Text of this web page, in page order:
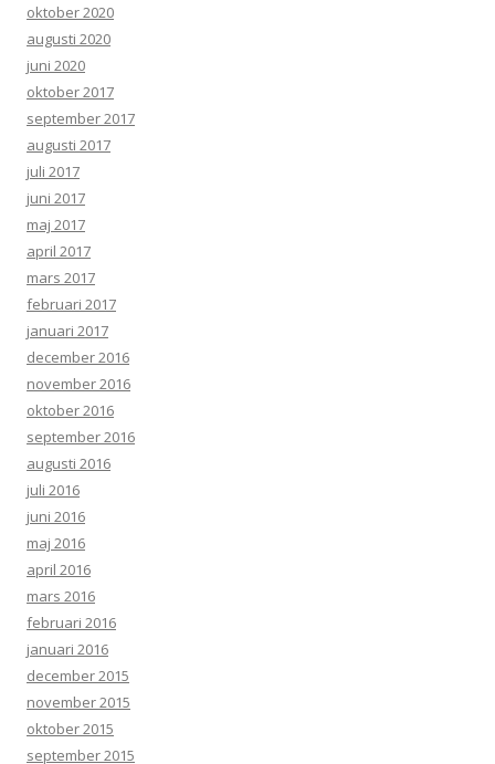
oktober 2020
augusti 2020
juni 2020
oktober 2017
september 2017
augusti 2017
juli 2017
juni 2017
maj 2017
april 2017
mars 2017
februari 2017
januari 2017
december 2016
november 2016
oktober 2016
september 2016
augusti 2016
juli 2016
juni 2016
maj 2016
april 2016
mars 2016
februari 2016
januari 2016
december 2015
november 2015
oktober 2015
september 2015